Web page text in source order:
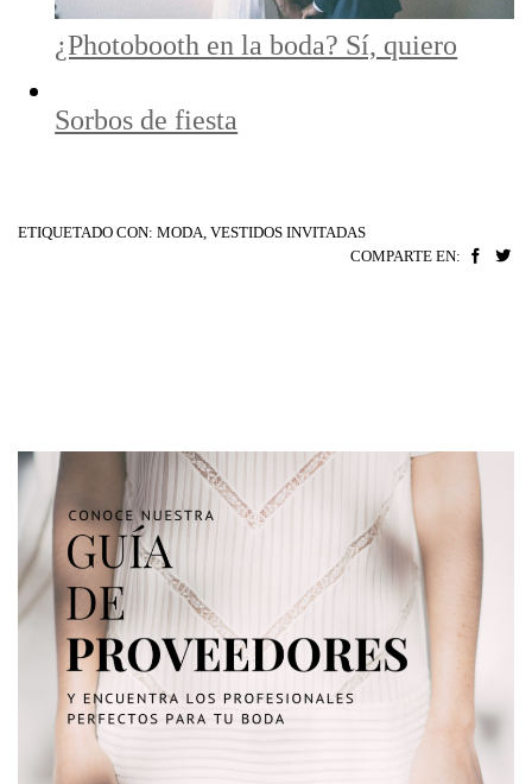
¿Photobooth en la boda? Sí, quiero
Sorbos de fiesta
ETIQUETADO CON: MODA, VESTIDOS INVITADAS
COMPARTE EN: